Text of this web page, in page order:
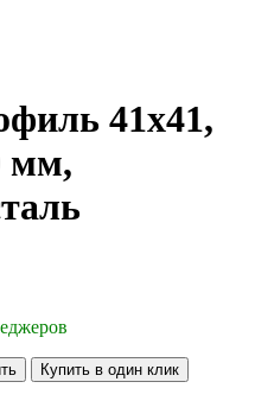
41х41,
мм,